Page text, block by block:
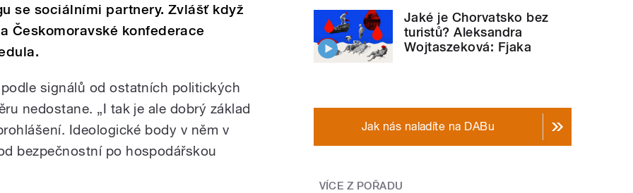
se sociálními partnery. Zvlášť když
Českomoravské konfederace
signálů od ostatních politických
nedostane. „I tak je ale dobrý základ
Ideologické body v něm v
bezpečnostní po hospodářskou
Jaké je Chorvatsko bez
turistů? Aleksandra
Wojtaszeková: Fjaka
Jak nás naladíte na DABu
VÍCE Z POŘADU